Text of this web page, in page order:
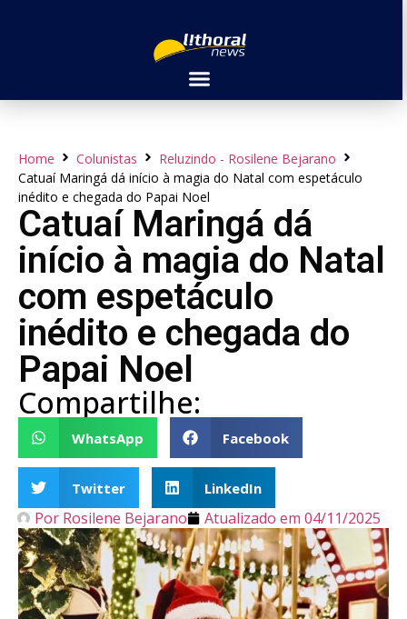
Home Colunistas
Reluzindo - Rosilene Bejarano
Catuaí Maringá dá início à magia do Natal com espetáculo
inédito e chegada do Papai Noel
Catuaí Maringá dá
início à magia do Natal
com espetáculo
inédito e chegada do
Papai Noel
Compartilhe:
WhatsApp Facebook
Twitter LinkedIn
Por Rosilene Bejarano Atualizado em 04/11/2025